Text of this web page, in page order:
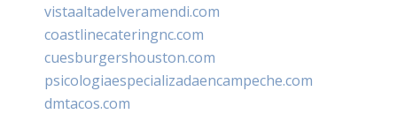
vistaaltadelveramendi.com
coastlinecateringnc.com
cuesburgershouston.com
psicologiaespecializadaencampeche.com
dmtacos.com